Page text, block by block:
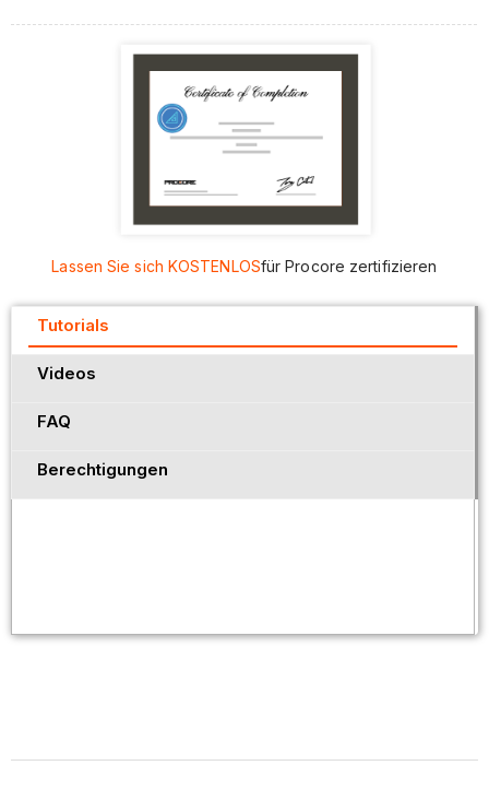
Lassen Sie sich KOSTENLOSfür Procore zertifizieren
Tutorials
Videos
FAQ
Berechtigungen